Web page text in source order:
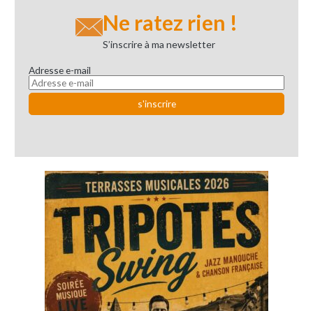
Ne ratez rien !
S’inscrire à ma newsletter
Adresse e-mail